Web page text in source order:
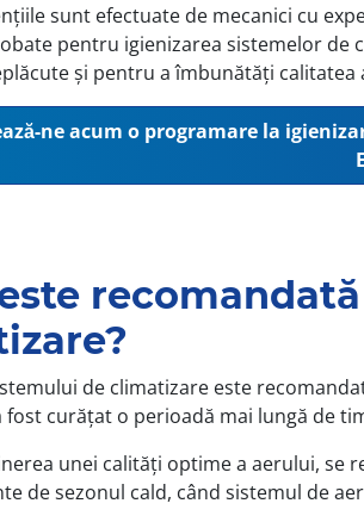
sunt efectuate de mecanici cu
pentru igienizarea sistemelor de
și pentru a îmbunătăți
ne acum o programare la
de climatizare este
fost curățat o perioadă mai lungă de
unei calități optime a aerului, se
de sezonul cald, când sistemul de